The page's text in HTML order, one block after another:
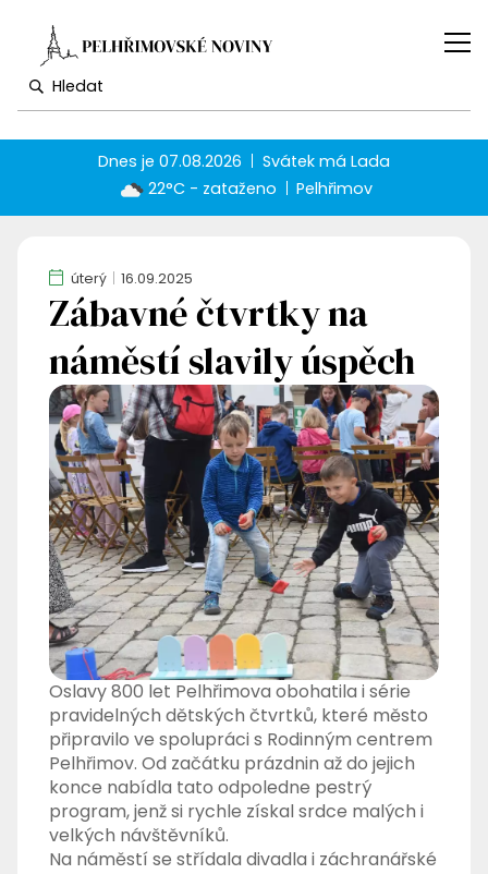
Dnes je07.08.2026 Svátek má Lada
22°C - zataženo
Pelhřimov
úterý 16.09.2025
Zábavné čtvrtky na
náměstí slavily úspěch
Oslavy 800 let Pelhřimova obohatila i série
pravidelných dětských čtvrtků, které město
připravilo ve spolupráci s Rodinným centrem
Pelhřimov. Od začátku prázdnin až do jejich
konce nabídla tato odpoledne pestrý
program, jenž si rychle získal srdce malých i
velkých návštěvníků.
Na náměstí se střídala divadla i záchranářské